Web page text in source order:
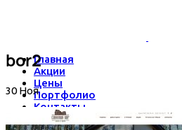
Главная
Акции
Цены
Портфолио
Контакты
bor2
30Ноя